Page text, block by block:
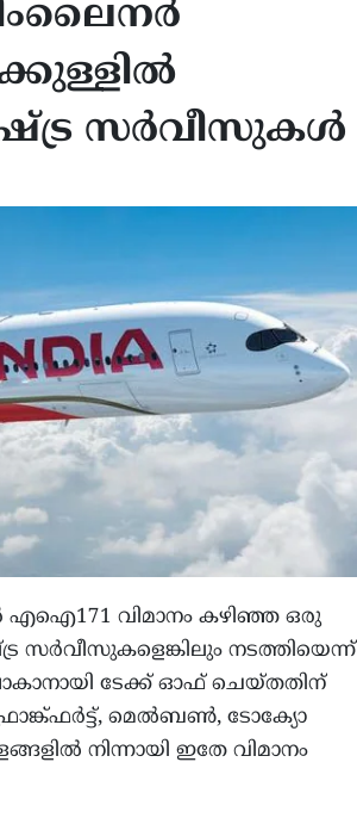
സർവീസുകൾ
എഐ171 വിമാനം കഴിഞ്ഞ ഒരു
സർവീസുകളെങ്കിലും നടത്തിയെന്ന്
ടേക്ക് ഓഫ് ചെയ്തതിന്
മെൽബൺ, ടോക്യോ
നിന്നായി ഇതേ വിമാനം